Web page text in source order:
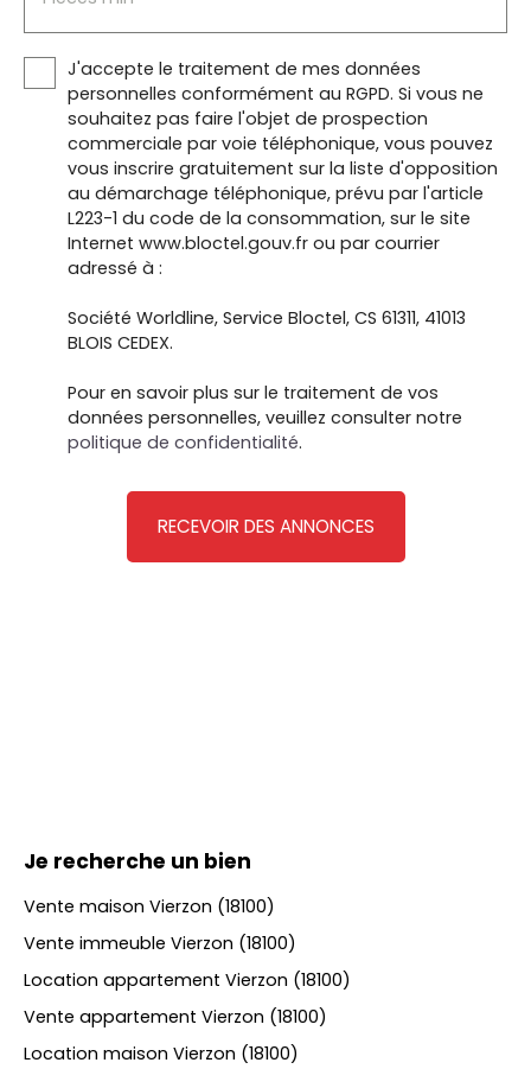
J'accepte le traitement de mes données
personnelles conformément au RGPD. Si vous ne
souhaitez pas faire l'objet de prospection
commerciale par voie téléphonique, vous pouvez
vous inscrire gratuitement sur la liste d'opposition
au démarchage téléphonique, prévu par l'article
L223-1 du code de la consommation, sur le site
Internet www.bloctel.gouv.fr ou par courrier
adressé à :
Société Worldline, Service Bloctel, CS 61311, 41013
BLOIS CEDEX.
Pour en savoir plus sur le traitement de vos
données personnelles, veuillez consulter notre
politique de confidentialité.
RECEVOIR DES ANNONCES
Je recherche un bien
Vente maison Vierzon (18100)
Vente immeuble Vierzon (18100)
Location appartement Vierzon (18100)
Vente appartement Vierzon (18100)
Location maison Vierzon (18100)